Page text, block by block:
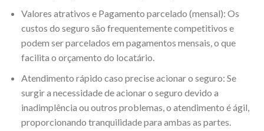
Valores atrativos e Pagamento parcelado (mensal): Os
custos do seguro são frequentemente competitivos e
podem ser parcelados em pagamentos mensais, o que
facilita o orçamento do locatário.
Atendimento rápido caso precise acionar o seguro: Se
surgir a necessidade de acionar o seguro devido a
inadimplência ou outros problemas, o atendimento é ágil,
proporcionando tranquilidade para ambas as partes.